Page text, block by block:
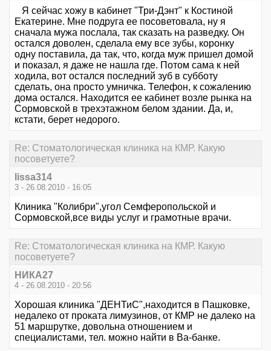
Я сейчас хожу в кабинет "Три-Дэнт" к Костиной
Екатерине. Мне подруга ее посоветовала, ну я
сначала мужа послала, так сказать на разведку. Он
остался доволен, сделала ему все зубы, коронку
одну поставила, да так, что, когда муж пришел домой
и показал, я даже не нашла где. Потом сама к ней
ходила, вот остался последний зуб в субботу
сделать, она просто умничка. Телефон, к сожалению
дома остался. Находится ее кабинет возле рынка на
Сормовской в трехэтажном белом здании. Да, и,
кстати, берет недорого.
Re: Стоматологическая клиника на КМР. Какую
посоветуете?
lissa314
3 - 26.08.2010 - 16:05
Клиника "Колибри",угол Семферопольской и
Сормовской,все виды услуг и грамотные врачи.
Re: Стоматологическая клиника на КМР. Какую
посоветуете?
НИКА27
4 - 26.08.2010 - 20:56
Хорошая клиника "ДЕНТиС",находится в Пашковке,
недалеко от проката лимузинов, от КМР не далеко на
51 маршрутке, довольна отношением и
специалистами, тел. можно найти в Ва-банке.